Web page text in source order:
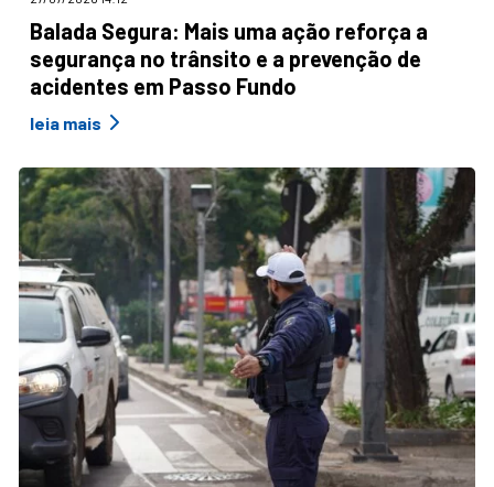
Balada Segura: Mais uma ação reforça a
segurança no trânsito e a prevenção de
acidentes em Passo Fundo
leia mais